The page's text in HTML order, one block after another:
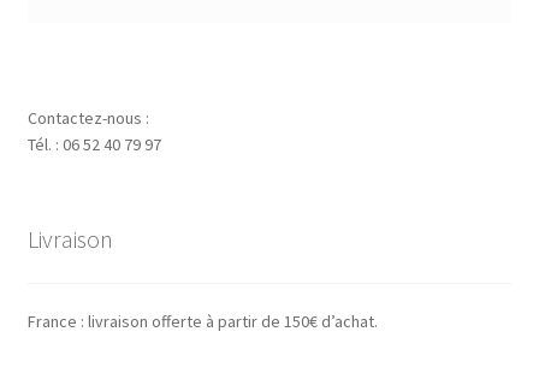
Contactez-nous :
Tél. : 06 52 40 79 97
Livraison
France : livraison offerte à partir de 150€ d’achat.